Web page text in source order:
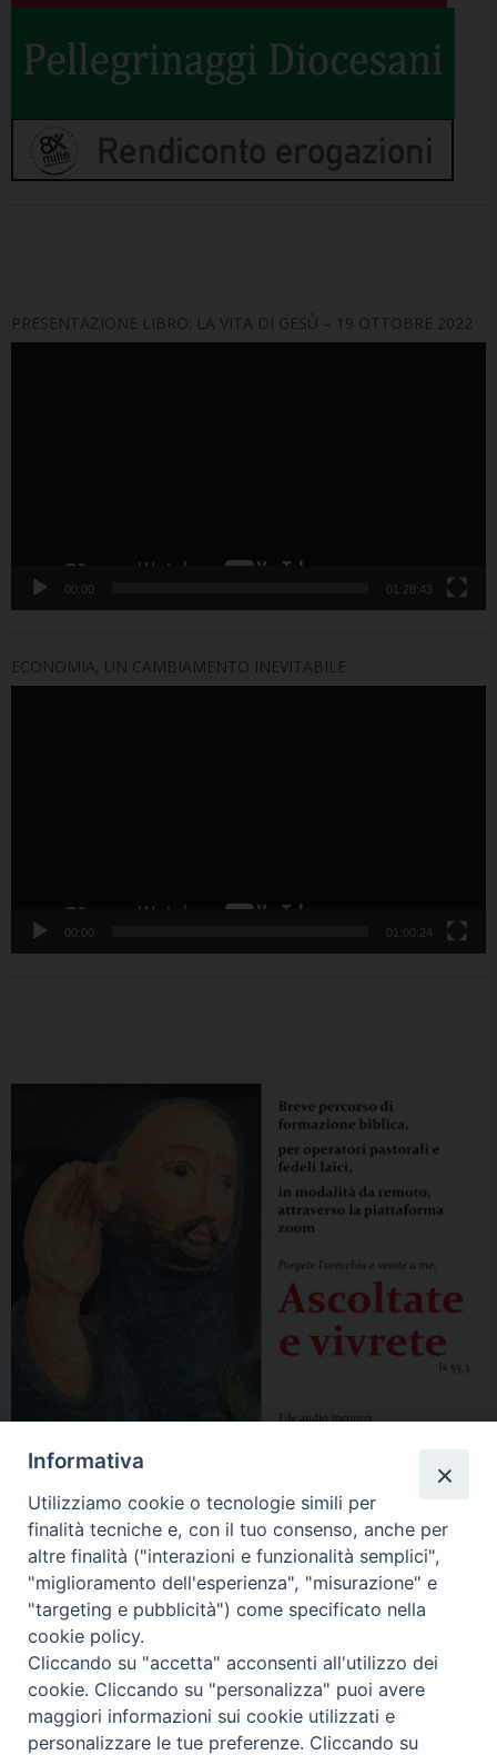
PRESENTAZIONE LIBRO: LA VITA DI GESÙ – 19 OTTOBRE 2022
00:00 01:28:43
ECONOMIA, UN CAMBIAMENTO INEVITABILE
00:00 01:00:24
Informativa
Utilizziamo cookie o tecnologie simili per
finalità tecniche e, con il tuo consenso, anche per
altre finalità ("interazioni e funzionalità semplici",
"miglioramento dell'esperienza", "misurazione" e
"targeting e pubblicità") come specificato nella
cookie policy.
Cliccando su "accetta" acconsenti all'utilizzo dei
cookie. Cliccando su "personalizza" puoi avere
maggiori informazioni sui cookie utilizzati e
personalizzare le tue preferenze. Cliccando su